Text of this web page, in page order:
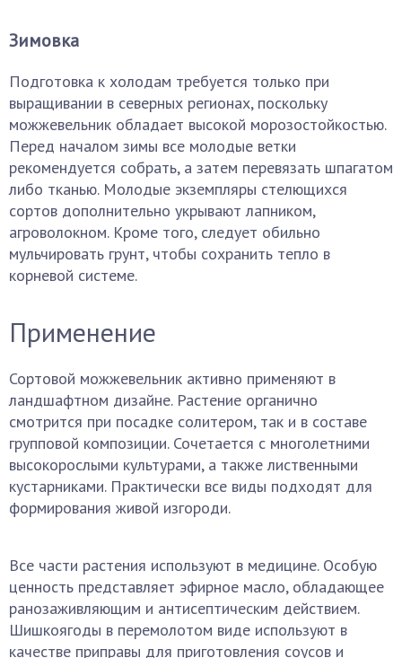
Зимовка
Подготовка к холодам требуется только при
выращивании в северных регионах, поскольку
можжевельник обладает высокой морозостойкостью.
Перед началом зимы все молодые ветки
рекомендуется собрать, а затем перевязать шпагатом
либо тканью. Молодые экземпляры стелющихся
сортов дополнительно укрывают лапником,
агроволокном. Кроме того, следует обильно
мульчировать грунт, чтобы сохранить тепло в
корневой системе.
Применение
Сортовой можжевельник активно применяют в
ландшафтном дизайне. Растение органично
смотрится при посадке солитером, так и в составе
групповой композиции. Сочетается с многолетними
высокорослыми культурами, а также лиственными
кустарниками. Практически все виды подходят для
формирования живой изгороди.
Все части растения используют в медицине. Особую
ценность представляет эфирное масло, обладающее
ранозаживляющим и антисептическим действием.
Шишкоягоды в перемолотом виде используют в
качестве приправы для приготовления соусов и